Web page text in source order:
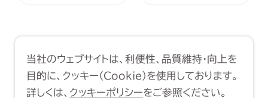
Copyright (C) 1998-2026 Yasui
Architects & Engineers, Inc.
当社のウェブサイトは、利便性、品質維持・向上を
目的に、クッキー（Cookie）を使用しております。
詳しくは、 クッキーポリシーをご参照ください。